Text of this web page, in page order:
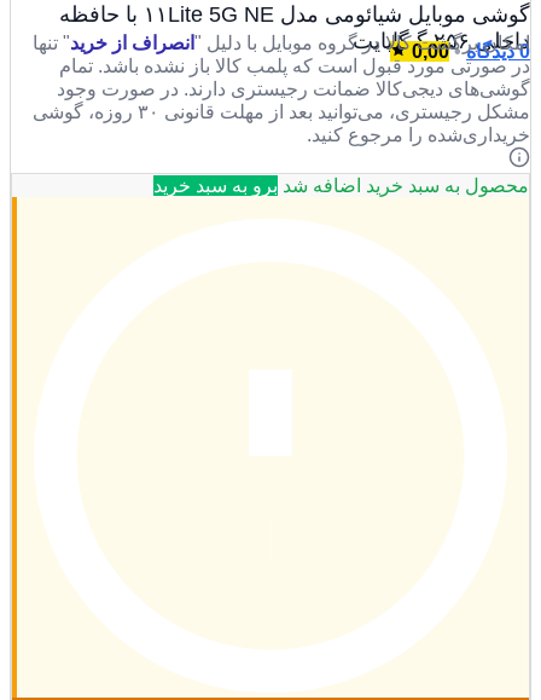
گوشی موبایل شیائومی مدل ۱۱Lite 5G NE با حافظه
داخلی ۲۵۶ گیگابایت0 دیدگاه •
0,00
امکان برگشت کالا در گروه موبایل با دلیل " انصراف از خرید" تنها
در صورتی مورد قبول است که پلمب کالا باز نشده باشد. تمام
گوشی‌های دیجی‌کالا ضمانت رجیستری دارند. در صورت وجود
مشکل رجیستری، می‌توانید بعد از مهلت قانونی ۳۰ روزه، گوشی
خریداری‌شده را مرجوع کنید.
محصول به سبد خرید اضافه شد برو به سبد خرید